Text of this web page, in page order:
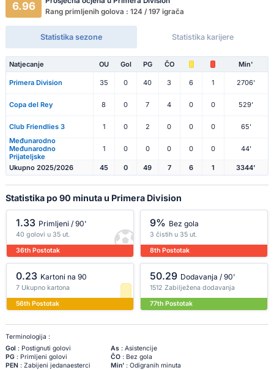
6.96
Rang primljenih golova : 124 / 197 igrača
Statistika sezone Statistika karijere
Natjecanje OU Gol PG ČO Min'
Primera Division 35 0 40 3 6 1 2706'
Copa del Rey 8 0 7 4 0 0 529'
Club Friendlies 3 1 0 2 0 0 0
65'
Međunarodno
Međunarodno
Prijateljske
1 0 0 0 0 0 44'
Ukupno 2025/2026 45 0 49 7 6 1 3344'
Statistika po 90 minuta u Primera Division
1.33 Primljeni / 90'
40 golovi u 35 ut.
36th Postotak
9% Bez gola
3 čistih u 35 ut.
8th Postotak
0.23 Kartoni na 90
7 Ukupno kartona
56th Postotak
50.29 Dodavanja / 90'
1512 Zabilježena dodavanja
77th Postotak
Terminologija :
Gol : Postignuti golovi As: Asistencije
PG: Primljeni golovi ČO: Bez gola
PEN: Zabijeni jedanaesterci Min': Odigranih minuta